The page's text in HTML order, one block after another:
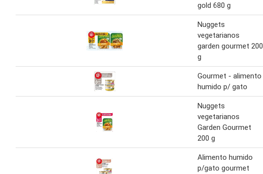
gold 680 g
Nuggets
vegetarianos
garden gourmet 200
g
Gourmet - alimento
humido p/ gato
Nuggets
vegetarianos
Garden Gourmet
200 g
Alimento humido
p/gato gourmet